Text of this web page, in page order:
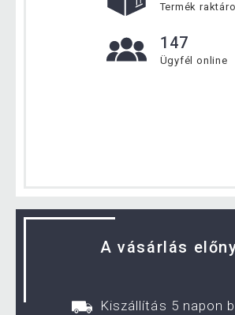
Termék
147
Ügyfél online
A vásárlás
Kiszállítás 5 napon